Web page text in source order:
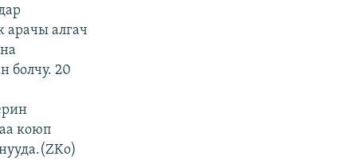
алгач
болчу. 20
коюп